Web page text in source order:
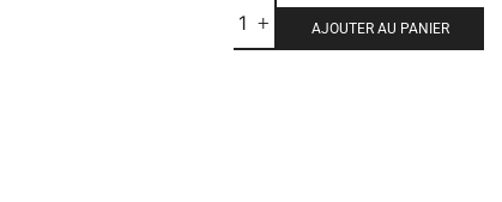
+ AJOUTER AU PANIER